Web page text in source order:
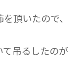
頂いたので、
吊るしたのが